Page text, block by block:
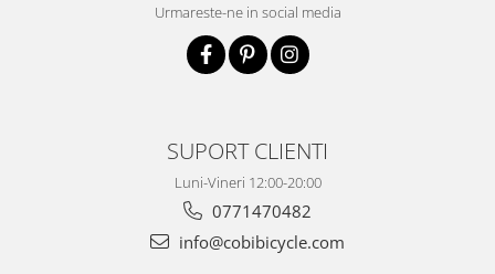
Urmareste-ne in social media
SUPORT CLIENTI
Luni-Vineri 12:00-20:00
0771470482
info@cobibicycle.com